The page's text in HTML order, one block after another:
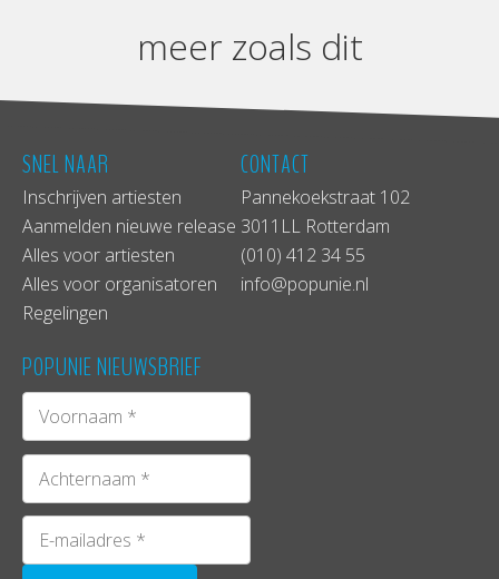
meer zoals dit
SNEL NAAR
Inschrijven artiesten
Aanmelden nieuwe release
Alles voor artiesten
Alles voor organisatoren
Regelingen
CONTACT
Pannekoekstraat 102
3011LL Rotterdam
(010) 412 34 55
info@popunie.nl
POPUNIE NIEUWSBRIEF